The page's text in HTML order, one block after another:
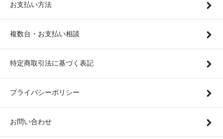
お支払い方法
複数台・お支払い相談
特定商取引法に基づく表記
プライバシーポリシー
お問い合わせ